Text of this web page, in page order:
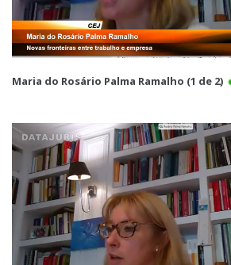
Maria do Rosário Palma Ramalho (1 de 2)